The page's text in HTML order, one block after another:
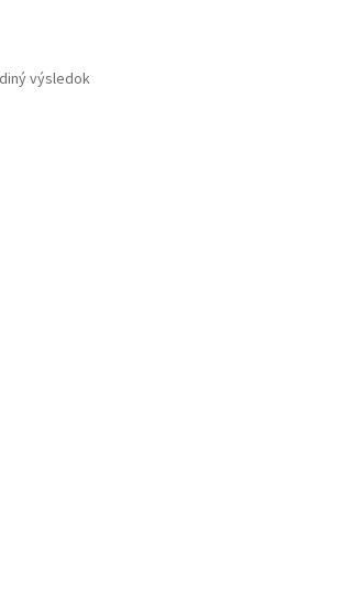
výsledok